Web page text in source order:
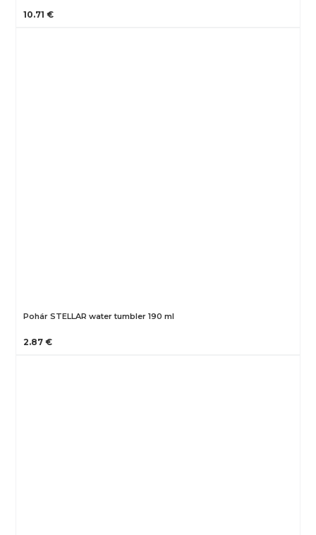
10.71 €
Pohár STELLAR water tumbler 190 ml
2.87 €